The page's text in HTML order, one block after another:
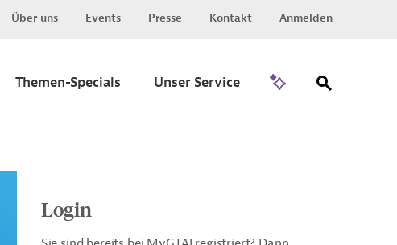
Über uns Events Presse Kontakt Anmelden
Themen-Specials Unser Service
Login